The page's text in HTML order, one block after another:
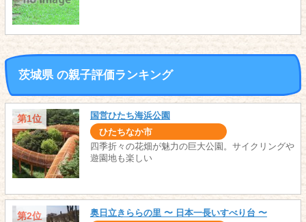
茨城県 の親子評価ランキング
第1位 国営ひたち海浜公園
ひたちなか市
四季折々の花畑が魅力の巨大公園。サイクリングや
遊園地も楽しい
第2位 奥日立きららの里 〜 日本一長いすべり台 〜